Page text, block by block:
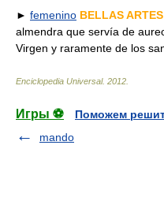
► femenino BELLAS ARTES
almendra que servía de
Virgen y raramente de los
Enciclopedia Universal. 2012
Игры ⚽
Поможем
mando